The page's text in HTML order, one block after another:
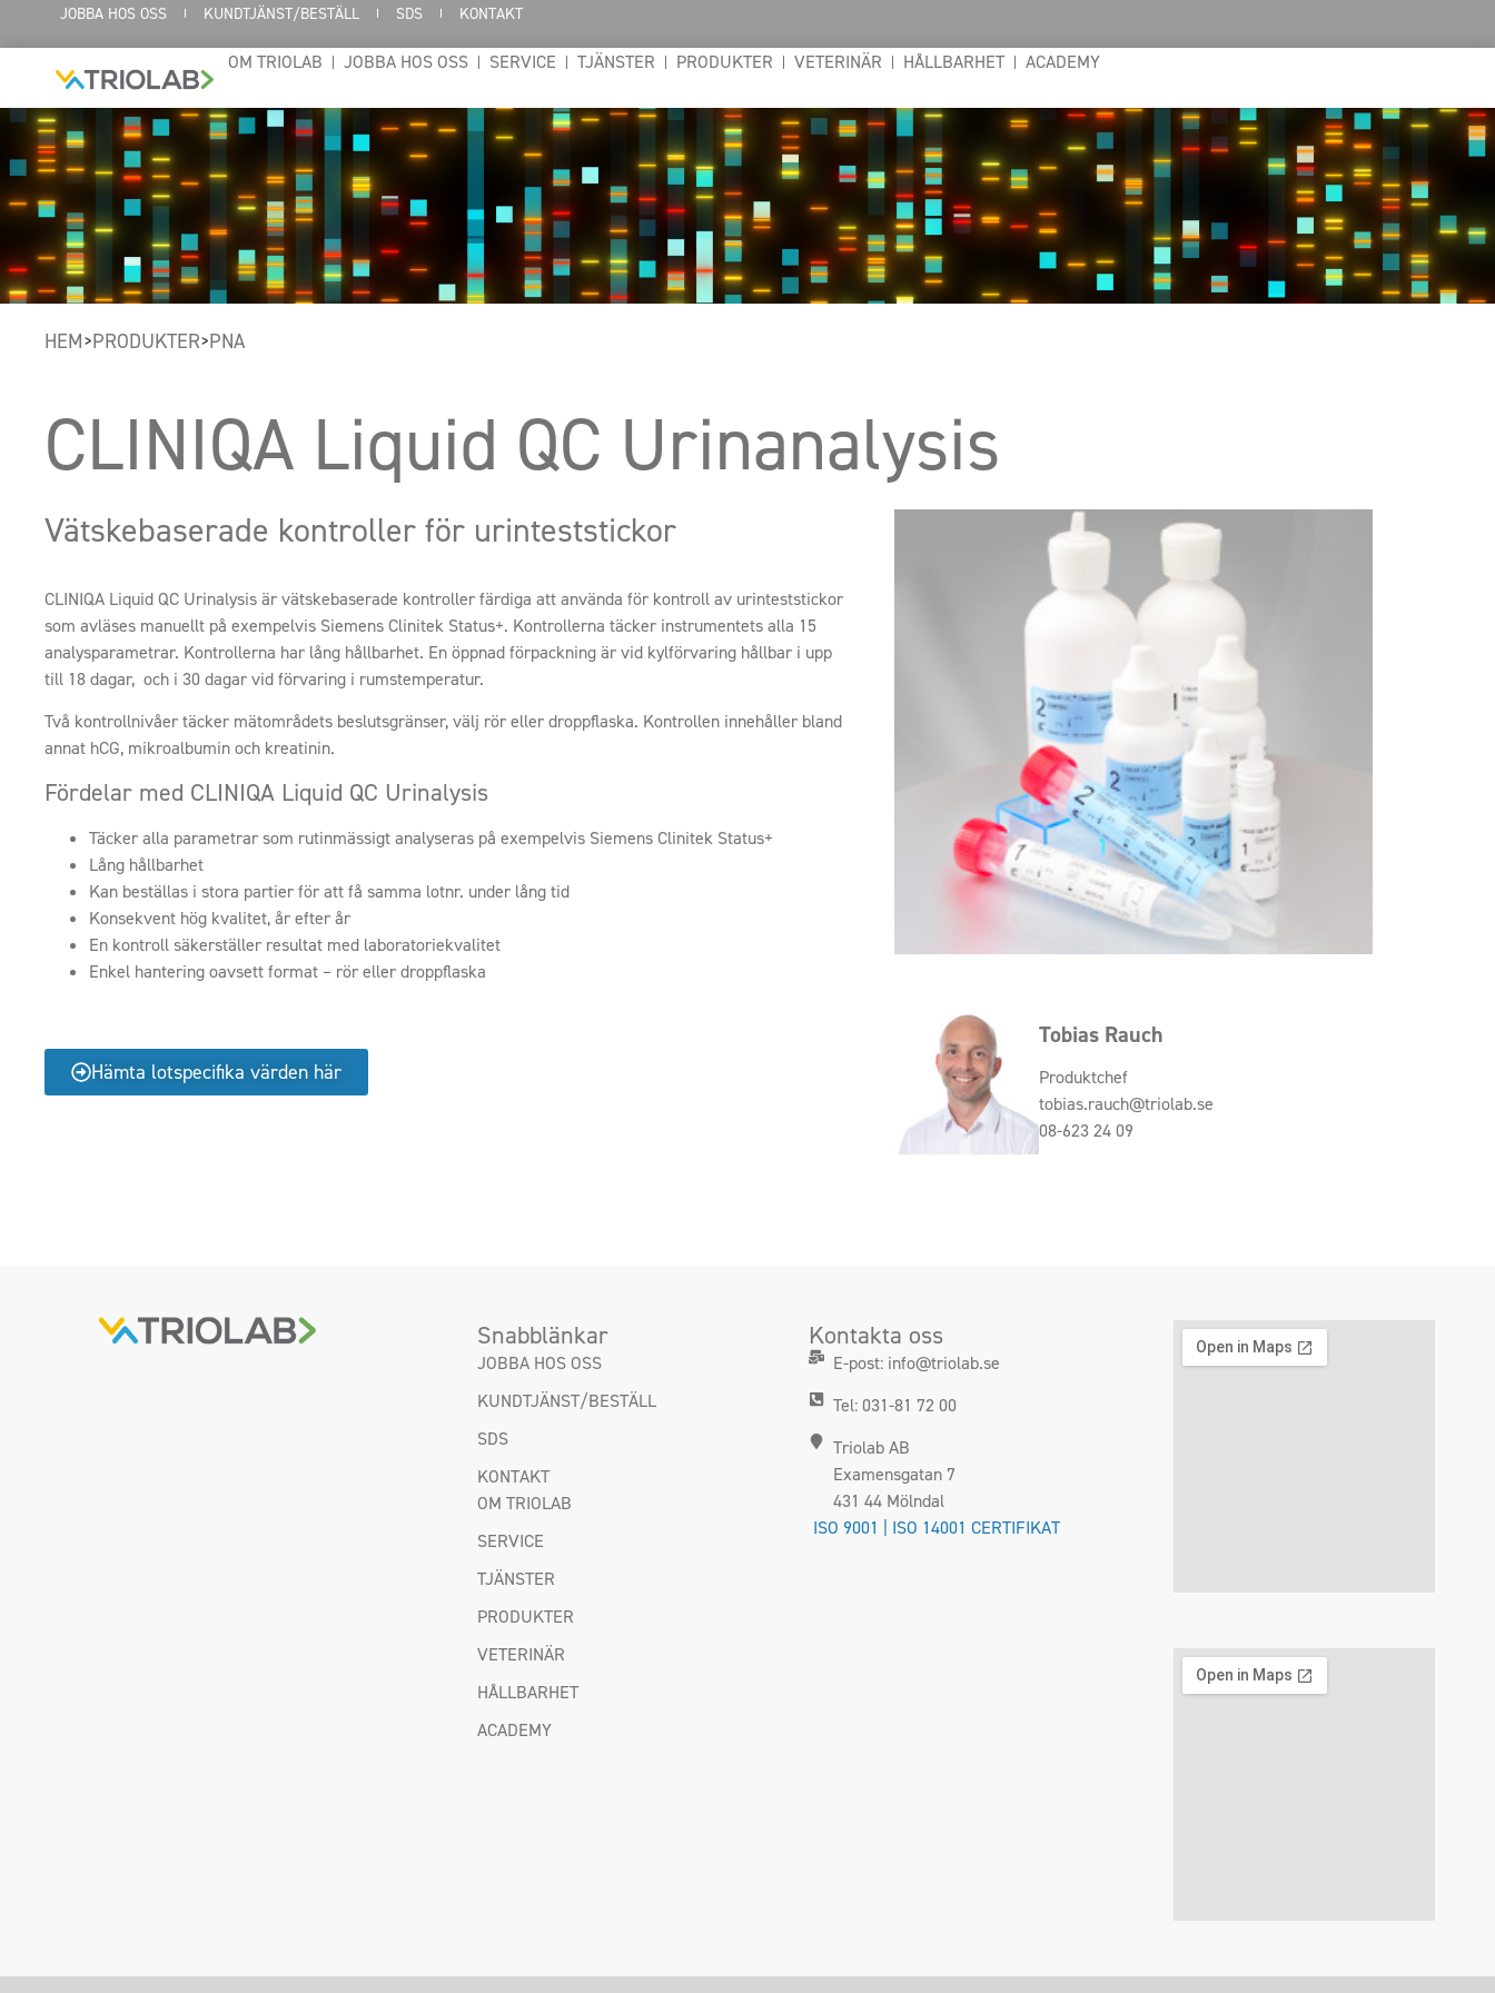
JOBBA HOS OSS KUNDTJÄNST/BESTÄLL SDS KONTAKT
OM TRIOLAB JOBBA HOS OSS SERVICE TJÄNSTER PRODUKTER VETERINÄR HÅLLBARHET ACADEMY
HEM>PRODUKTER>PNA
CLINIQA Liquid QC Urinanalysis
Vätskebaserade kontroller för urinteststickor
CLINIQA Liquid QC Urinalysis är vätskebaserade kontroller färdiga att använda för kontroll av urinteststickor
som avläses manuellt på exempelvis Siemens Clinitek Status+. Kontrollerna täcker instrumentets alla 15
analysparametrar. Kontrollerna har lång hållbarhet. En öppnad förpackning är vid kylförvaring hållbar i upp
till 18 dagar, och i 30 dagar vid förvaring i rumstemperatur.
Två kontrollnivåer täcker mätområdets beslutsgränser, välj rör eller droppflaska. Kontrollen innehåller bland
annat hCG, mikroalbumin och kreatinin.
Fördelar med CLINIQA Liquid QC Urinalysis
Täcker alla parametrar som rutinmässigt analyseras på exempelvis Siemens Clinitek Status+
Lång hållbarhet
Kan beställas i stora partier för att få samma lotnr. under lång tid
Konsekvent hög kvalitet, år efter år
En kontroll säkerställer resultat med laboratoriekvalitet
Enkel hantering oavsett format – rör eller droppflaska
Hämta lotspecifika värden här
Tobias Rauch
Produktchef
tobias.rauch@triolab.se
08-623 24 09
Snabblänkar
JOBBA HOS OSS
KUNDTJÄNST/BESTÄLL
SDS
KONTAKT
OM TRIOLAB
SERVICE
TJÄNSTER
PRODUKTER
VETERINÄR
HÅLLBARHET
ACADEMY
Kontakta oss
E-post: info@triolab.se
Tel: 031-81 72 00
Triolab AB
Examensgatan 7
431 44 Mölndal
ISO 9001 | ISO 14001 CERTIFIKAT